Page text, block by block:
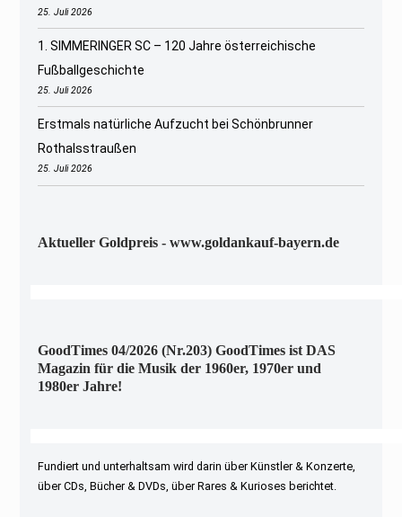
25. Juli 2026
1. SIMMERINGER SC – 120 Jahre österreichische
Fußballgeschichte
25. Juli 2026
Erstmals natürliche Aufzucht bei Schönbrunner
Rothalsstraußen
25. Juli 2026
Aktueller Goldpreis - www.goldankauf-bayern.de
GoodTimes 04/2026 (Nr.203) GoodTimes ist DAS
Magazin für die Musik der 1960er, 1970er und
1980er Jahre!
Fundiert und unterhaltsam wird darin über Künstler & Konzerte,
über CDs, Bücher & DVDs, über Rares & Kurioses berichtet.